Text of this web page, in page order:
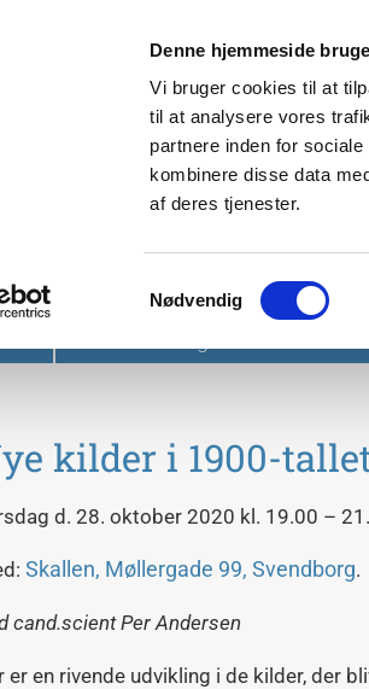
Denne hjemmeside
Vi bruger cookies til at
til at analysere vores
partnere inden for
kombinere disse data
af deres tjenester.
Nødvendig
kilder i 1900-
d. 28. oktober 2020 kl. 19.00 –
Skallen, Møllergade 99, Svendborg.
cand.scient Per Andersen
er en rivende udvikling i de kilder, der